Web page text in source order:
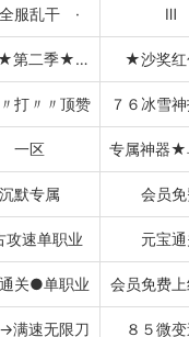
服乱干 · Ⅲ
★★★第二季★★★ ★沙奖
打〃〃顶赞 ７６冰雪
一区 专属神器★
沉默专属 会员
攻速单职业 元宝
关●单职业 会员免费
满速无限刀 ８５微